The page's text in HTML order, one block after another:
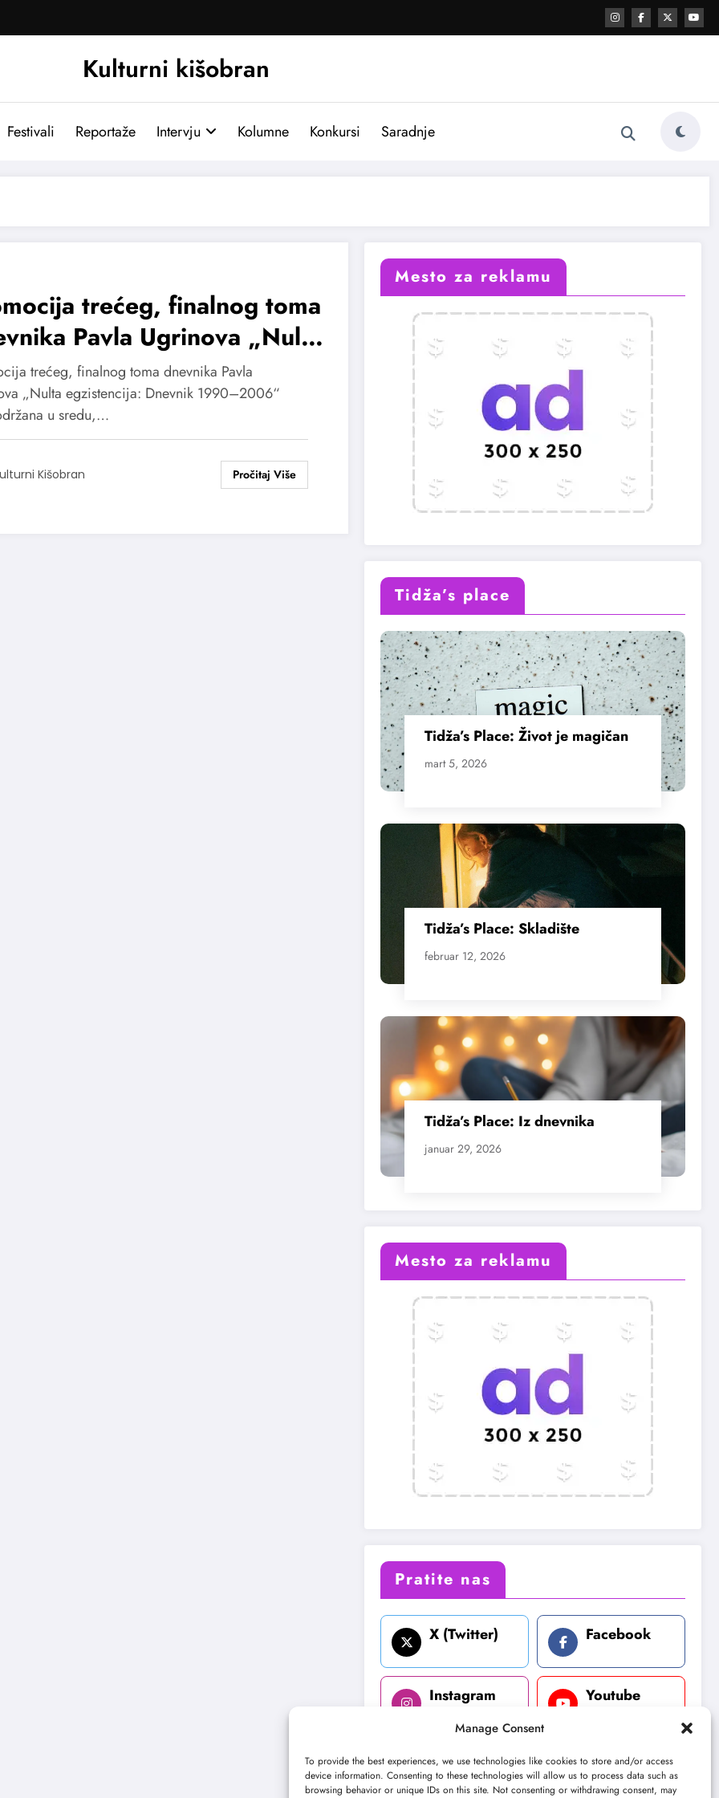
Manage Consent
To provide the best experiences, we use technologies like cookies to store and/or access
device information. Consenting to these technologies will allow us to process data such as
browsing behavior or unique IDs on this site. Not consenting or withdrawing consent, may
Kulturni kišobran
Festivali Reportaže Intervju Kolumne Konkursi Saradnje
trećeg, finalnog toma
Pavla Ugrinova „Nulta
Dnevnik 1990–
trećeg, finalnog toma dnevnika Pavla
„Nulta egzistencija: Dnevnik 1990–2006“
u sredu,…
Kišobran
Mesto za reklamu
Tidža’s place
Tidža’s Place: Život je magičan
mart 5, 2026
Tidža’s Place: Skladište
februar 12, 2026
Tidža’s Place: Iz dnevnika
januar 29, 2026
Mesto za reklamu
Pratite nas
X (Twitter) Facebook
Instagram Youtube
LinkedIn